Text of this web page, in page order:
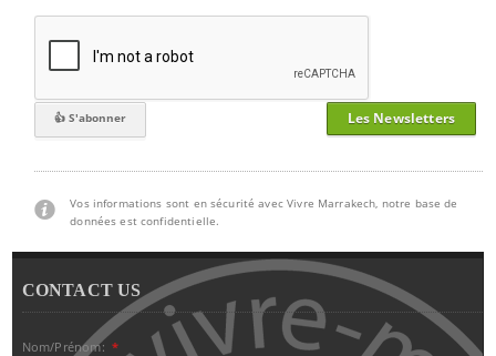
Les Newsletters
Vos informations sont en sécurité avec Vivre Marrakech, notre base de
données est confidentielle.
CONTACT US
Nom/Prénom: *